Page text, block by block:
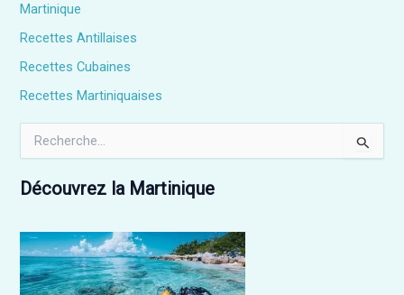
Martinique
Recettes Antillaises
Recettes Cubaines
Recettes Martiniquaises
h
h
e
Découvrez la Martinique